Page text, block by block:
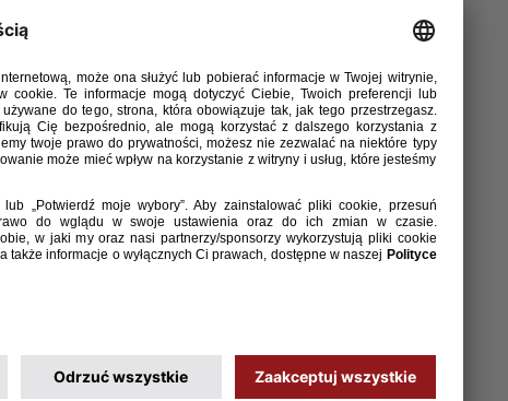
– przedstawiciele klubów piłkarskich
goście. Uczestnicy brali czynny udział
W jednym z głosowań
zakazem użycia pirotechniki na
kontrolowanego użycia.
Organizacji Imprez, Bezpieczeństwa